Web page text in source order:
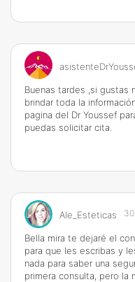
Buenas tardes ,si gustas
brindar toda la
pagina del Dr Youssef
puedas solicitar cita.
Ale_Esteticas
Bella mira te dejaré el
para que les escribas y
nada para saber una
primera consulta, pero la